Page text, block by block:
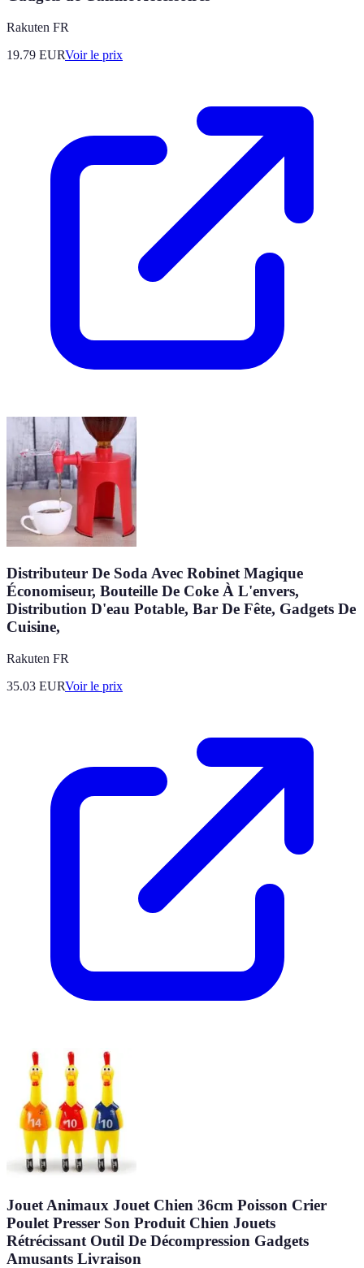
Rakuten FR
19.79 EURVoir le prix
Distributeur De Soda Avec Robinet Magique
Économiseur, Bouteille De Coke À L'envers,
Distribution D'eau Potable, Bar De Fête, Gadgets De
Cuisine,
Rakuten FR
35.03 EURVoir le prix
Jouet Animaux Jouet Chien 36cm Poisson Crier
Poulet Presser Son Produit Chien Jouets
Rétrécissant Outil De Décompression Gadgets
Amusants Livraison